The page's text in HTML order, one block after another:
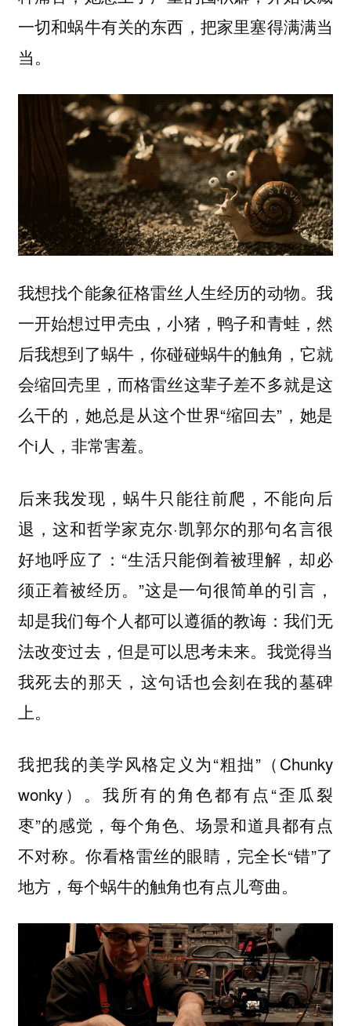
一切和蜗牛有关的东西，把家里塞得满满当
当。
我想找个能象征格雷丝人生经历的动物。我
一开始想过甲壳虫，小猪，鸭子和青蛙，然
后我想到了蜗牛，你碰碰蜗牛的触角，它就
会缩回壳里，而格雷丝这辈子差不多就是这
么干的，她总是从这个世界“缩回去”，她是
个i人，非常害羞。
后来我发现，蜗牛只能往前爬，不能向后
退，这和哲学家克尔·凯郭尔的那句名言很
好地呼应了：“生活只能倒着被理解，却必
须正着被经历。”这是一句很简单的引言，
却是我们每个人都可以遵循的教诲：我们无
法改变过去，但是可以思考未来。我觉得当
我死去的那天，这句话也会刻在我的墓碑
上。
我把我的美学风格定义为“粗拙”（Chunky
wonky）。我所有的角色都有点“歪瓜裂
枣”的感觉，每个角色、场景和道具都有点
不对称。你看格雷丝的眼睛，完全长“错”了
地方，每个蜗牛的触角也有点儿弯曲。